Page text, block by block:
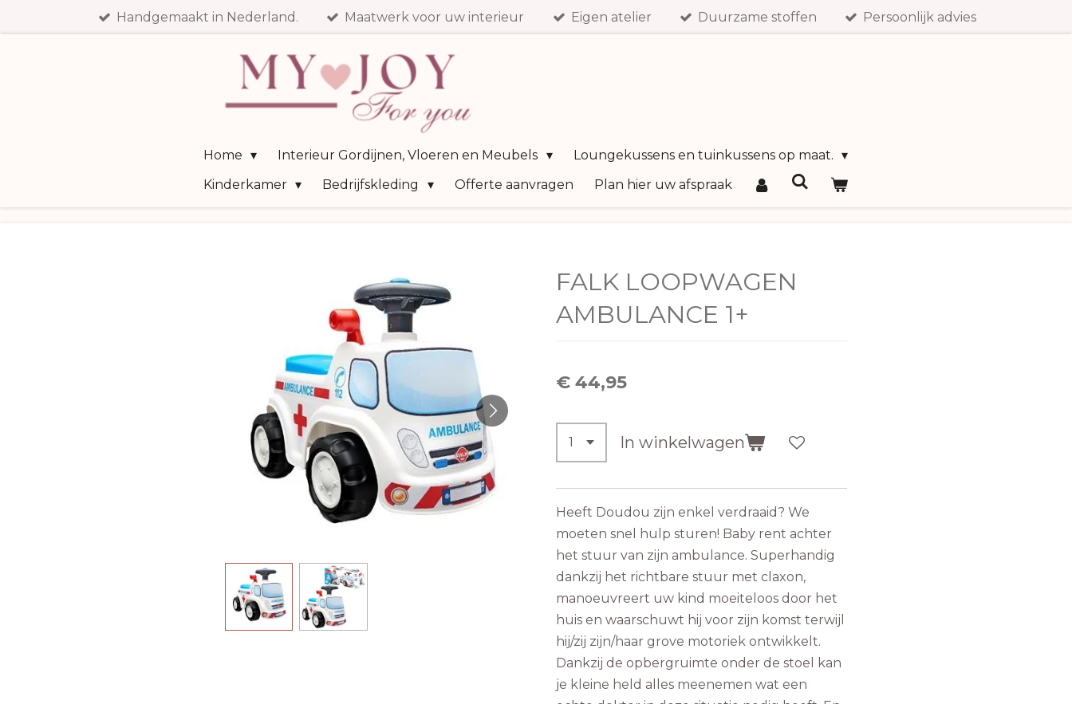
Handgemaakt in Nederland. Maatwerk voor uw interieur Eigen atelier Duurzame stoffen Persoonlijk advies
Home Interieur Gordijnen, Vloeren en Meubels
Loungekussens en tuinkussens op maat.
Kinderkamer
Bedrijfskleding Offerte aanvragen Plan hier uw afspraak
FALK LOOPWAGEN
AMBULANCE 1+
€ 44,95
In winkelwagen
Heeft Doudou zijn enkel verdraaid? We
moeten snel hulp sturen! Baby rent achter
het stuur van zijn ambulance. Superhandig
dankzij het richtbare stuur met claxon,
manoeuvreert uw kind moeiteloos door het
huis en waarschuwt hij voor zijn komst terwijl
hij/zij zijn/haar grove motoriek ontwikkelt.
Dankzij de opbergruimte onder de stoel kan
je kleine held alles meenemen wat een